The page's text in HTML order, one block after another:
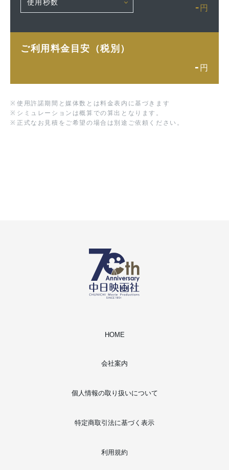
- 円
ご利用料金目安（税別）
- 円
※ 使用許諾期間と媒体数とは料金表内に基づきます
※ シミュレーションは概算での算出となります。
※ 正式なお見積をご希望の場合は別途ご依頼ください。
HOME
会社案内
個人情報の取り扱いについて
特定商取引法に基づく表示
利用規約